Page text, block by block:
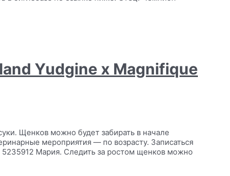
Yudgine x Magnifique
Щенков можно будет забирать в начале
мероприятия — по возрасту. Записаться
Мария. Следить за ростом щенков можно